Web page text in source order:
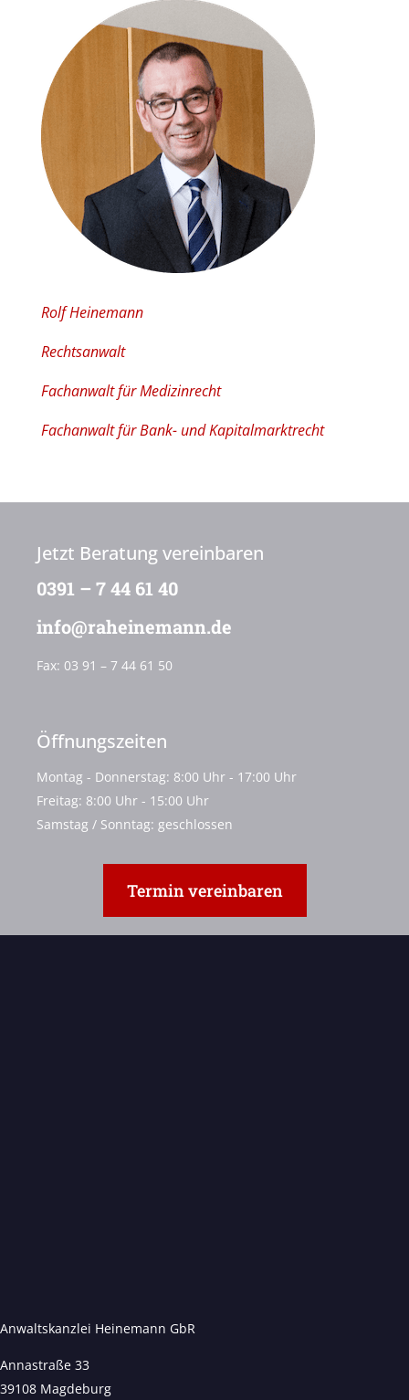
Rolf Heinemann
Rechtsanwalt
Fachanwalt für Medizinrecht
Fachanwalt für Bank- und Kapitalmarktrecht
Jetzt Beratung vereinbaren
0391 – 7 44 61 40
info@raheinemann.de
Fax: 03 91 – 7 44 61 50
Öffnungszeiten
Montag - Donnerstag: 8:00 Uhr - 17:00 Uhr
Freitag: 8:00 Uhr - 15:00 Uhr
Samstag / Sonntag: geschlossen
Termin vereinbaren
Anwaltskanzlei Heinemann GbR
Annastraße 33
39108 Magdeburg